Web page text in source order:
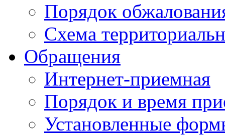
Порядок
Схема
Обращения
Интернет-приемная
Порядок и время
Установленные